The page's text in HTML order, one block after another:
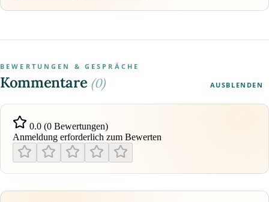
BEWERTUNGEN & GESPRÄCHE
Kommentare (0) AUSBLENDEN
0.0 (0 Bewertungen)
Anmeldung erforderlich zum Bewerten